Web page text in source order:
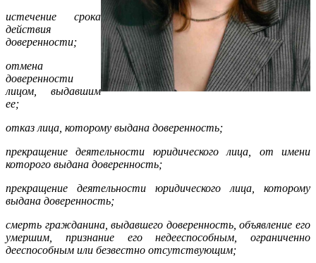
истечение срока
действия
доверенности;
отмена
доверенности
лицом, выдавшим
ее;
отказ лица, которому выдана доверенность;
прекращение деятельности юридического лица, от имени
которого выдана доверенность;
прекращение деятельности юридического лица, которому
выдана доверенность;
смерть гражданина, выдавшего доверенность, объявление его
умершим, признание его недееспособным, ограниченно
дееспособным или безвестно отсутствующим;